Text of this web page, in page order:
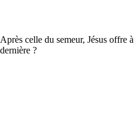
Après celle du semeur, Jésus offre
dernière ?